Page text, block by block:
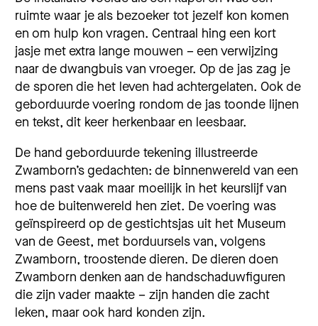
ruimte waar je als bezoeker tot jezelf kon komen
en om hulp kon vragen. Centraal hing een kort
jasje met extra lange mouwen – een verwijzing
naar de dwangbuis van vroeger. Op de jas zag je
de sporen die het leven had achtergelaten. Ook de
geborduurde voering rondom de jas toonde lijnen
en tekst, dit keer herkenbaar en leesbaar.
De hand geborduurde tekening illustreerde
Zwamborn’s gedachten: de binnenwereld van een
mens past vaak maar moeilijk in het keurslijf van
hoe de buitenwereld hen ziet. De voering was
geïnspireerd op de gestichtsjas uit het Museum
van de Geest, met borduursels van, volgens
Zwamborn, troostende dieren. De dieren doen
Zwamborn denken aan de handschaduwfiguren
die zijn vader maakte – zijn handen die zacht
leken, maar ook hard konden zijn.